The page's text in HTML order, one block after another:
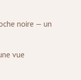
noire — un
vue